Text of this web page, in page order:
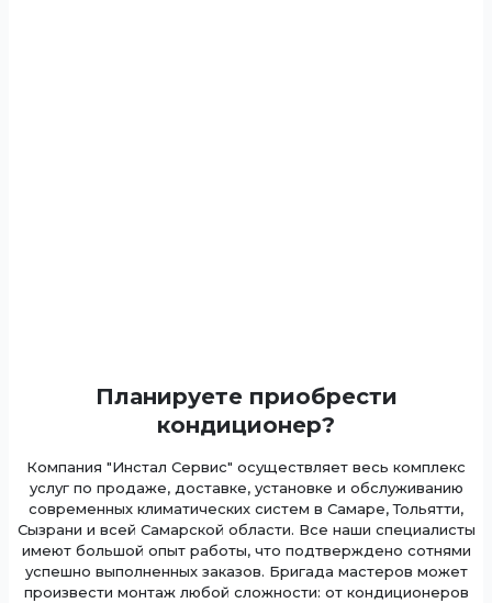
Планируете приобрести
кондиционер?
Компания "Инстал Сервис" осуществляет весь комплекс
услуг по продаже, доставке, установке и обслуживанию
современных климатических систем в Самаре, Тольятти,
Сызрани и всей Самарской области. Все наши специалисты
имеют большой опыт работы, что подтверждено сотнями
успешно выполненных заказов. Бригада мастеров может
произвести монтаж любой сложности: от кондиционеров